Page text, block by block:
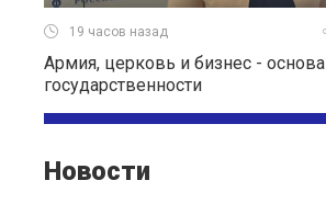
19 часов назад
Армия, церковь и бизнес - основа
государственности
Новости